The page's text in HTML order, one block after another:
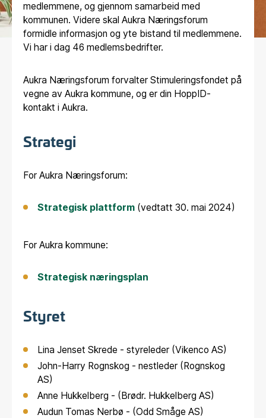
medlemmene, og gjennom samarbeid med
kommunen. Videre skal Aukra Næringsforum
formidle informasjon og yte bistand til medlemmene.
Vi har i dag 46 medlemsbedrifter.
Aukra Næringsforum forvalter Stimuleringsfondet på
vegne av Aukra kommune, og er din HoppID-
kontakt i Aukra.
Strategi
For Aukra Næringsforum:
Strategisk plattform(vedtatt 30. mai 2024)
For Aukra kommune:
Strategisk næringsplan
Styret
Lina Jenset Skrede - styreleder (Vikenco AS)
John-Harry Rognskog - nestleder (Rognskog
AS)
Anne Hukkelberg - (Brødr. Hukkelberg AS)
Audun Tomas Nerbø - (Odd Småge AS)